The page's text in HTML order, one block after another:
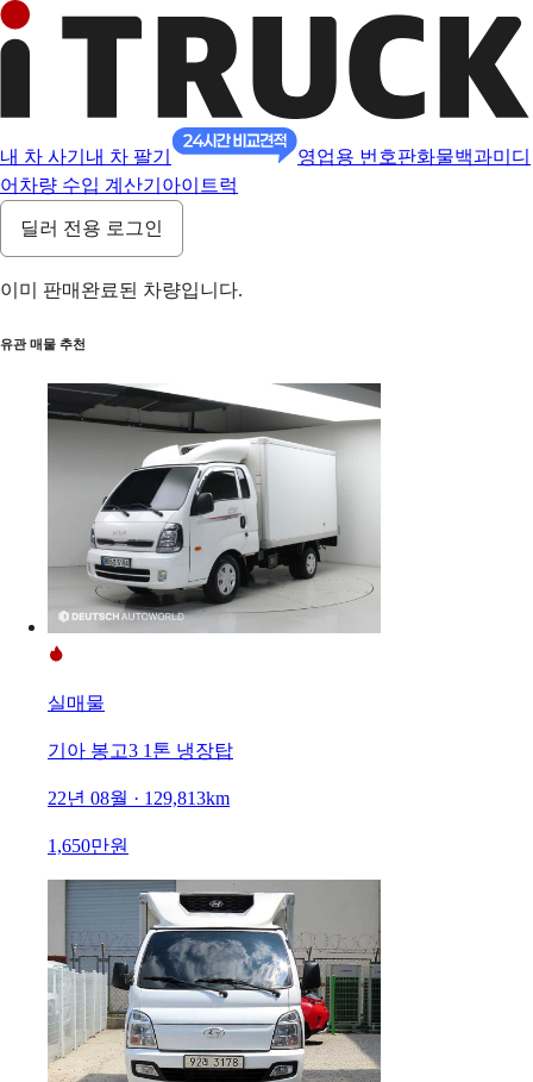
내 차 사기 내 차 팔기 영업용 번호판화물백과미디
어 차량 수입 계산기 아이트럭
딜러 전용 로그인
이미 판매완료된 차량입니다.
유관 매물 추천
실매물
기아 봉고3 1톤 냉장탑
22년 08월 · 129,813km
1,650만원